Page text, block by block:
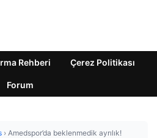
Rehberi Çerez Politikası
Forum
› Amedspor’da beklenmedik ayrılık!